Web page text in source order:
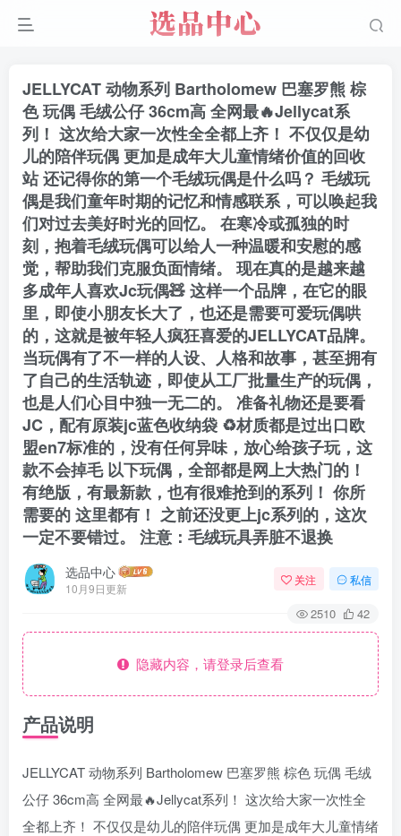
JELLYCAT 动物系列 Bartholomew 巴塞罗熊 棕
色 玩偶 毛绒公仔 36cm高 全网最🔥Jellycat系
列！ 这次给大家一次性全全都上齐！ 不仅仅是幼
儿的陪伴玩偶 更加是成年大儿童情绪价值的回收
站 还记得你的第一个毛绒玩偶是什么吗？ 毛绒玩
偶是我们童年时期的记忆和情感联系，可以唤起我
们对过去美好时光的回忆。 在寒冷或孤独的时
刻，抱着毛绒玩偶可以给人一种温暖和安慰的感
觉，帮助我们克服负面情绪。 现在真的是越来越
多成年人喜欢Jc玩偶🧸 这样一个品牌，在它的眼
里，即使小朋友长大了，也还是需要可爱玩偶哄
的，这就是被年轻人疯狂喜爱的JELLYCAT品牌。
当玩偶有了不一样的人设、人格和故事，甚至拥有
了自己的生活轨迹，即使从工厂批量生产的玩偶，
也是人们心目中独一无二的。 准备礼物还是要看
JC，配有原装jc蓝色收纳袋 ♻材质都是过出口欧
盟en7标准的，没有任何异味，放心给孩子玩，这
款不会掉毛 以下玩偶，全部都是网上大热门的！
有绝版，有最新款，也有很难抢到的系列！ 你所
需要的 这里都有！ 之前还没更上jc系列的，这次
一定不要错过。 注意：毛绒玩具弄脏不退换
选品中心
10月9日更新
关注 私信
2510 42
隐藏内容，请登录后查看
产品说明
JELLYCAT 动物系列 Bartholomew 巴塞罗熊 棕色 玩偶 毛绒
公仔 36cm高 全网最🔥Jellycat系列！ 这次给大家一次性全
全都上齐！ 不仅仅是幼儿的陪伴玩偶 更加是成年大儿童情绪